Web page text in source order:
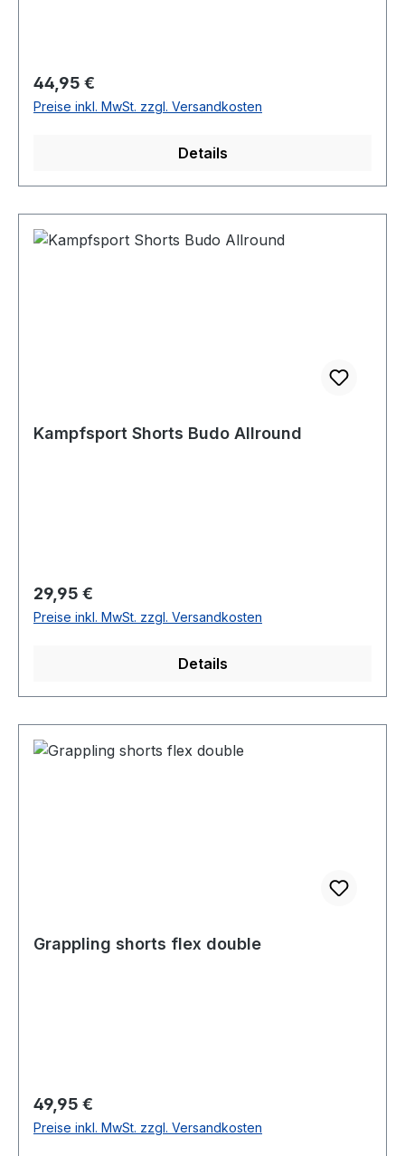
Regulärer Preis:
44,95 €
Preise inkl. MwSt. zzgl. Versandkosten
Details
Kampfsport Shorts Budo Allround
Regulärer Preis:
29,95 €
Preise inkl. MwSt. zzgl. Versandkosten
Details
Grappling shorts flex double
Regulärer Preis:
49,95 €
Preise inkl. MwSt. zzgl. Versandkosten